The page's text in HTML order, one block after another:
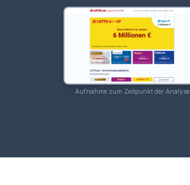
Aufnahme zum Zeitpunkt der Analyse